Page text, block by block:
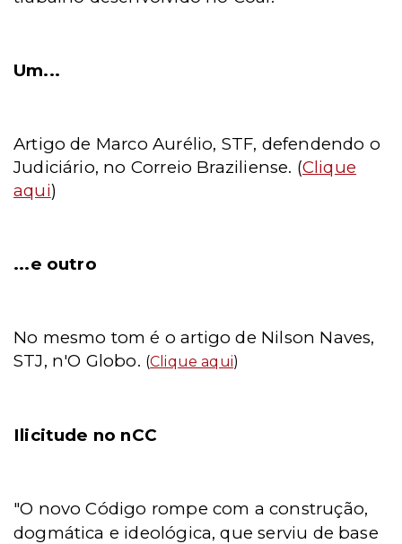
Um...
Artigo de Marco Aurélio, STF, defendendo o
Judiciário, no Correio Braziliense. (Clique
aqui)
...e outro
No mesmo tom é o artigo de Nilson Naves,
STJ, n'O Globo. (Clique aqui)
Ilicitude no nCC
"O novo Código rompe com a construção,
dogmática e ideológica, que serviu de base